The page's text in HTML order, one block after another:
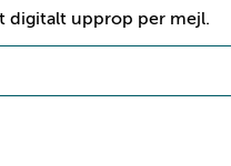
digitalt upprop per mejl.